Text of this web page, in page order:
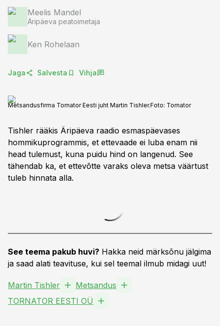
Meelis Mandel
Äripäeva peatoimetaja
Ken Rohelaan
Jaga Salvesta Vihja
Metsandusfirma Tornator Eesti juht Martin Tishler.Foto: Tornator
Tishler rääkis Äripäeva raadio esmaspäevases
hommikuprogrammis, et ettevaade ei luba enam nii
head tulemust, kuna puidu hind on langenud. See
tähendab ka, et ettevõtte varaks oleva metsa väärtust
tuleb hinnata alla.
See teema pakub huvi? Hakka neid märksõnu jälgima
ja saad alati teavituse, kui sel teemal ilmub midagi uut!
Martin Tishler
Metsandus
TORNATOR EESTI OÜ